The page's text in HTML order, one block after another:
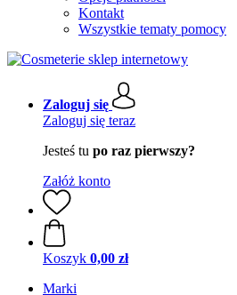
Kontakt
Wszystkie tematy pomocy
Zaloguj się
Zaloguj się teraz
Jesteś tu po raz pierwszy?
Załóż konto
Koszyk 0,00 zł
Marki